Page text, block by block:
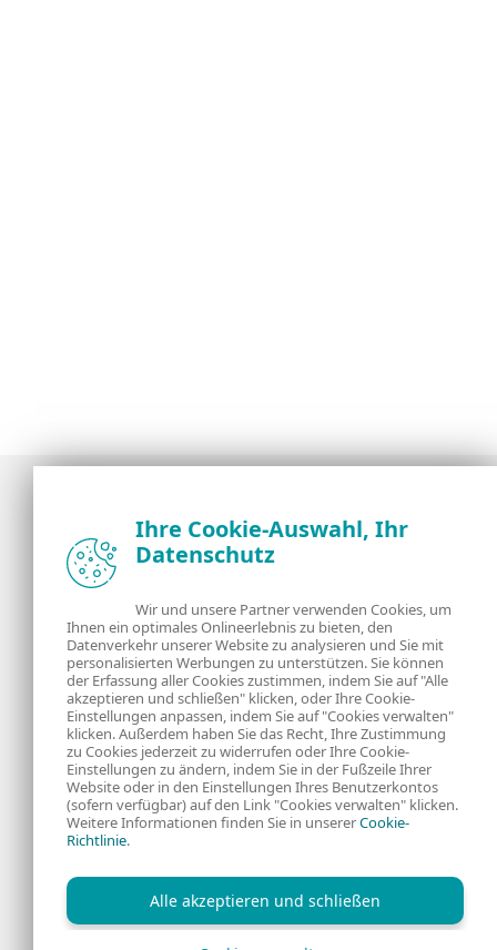
Neuigkeiten, Analysen und Tipps der ESET
Sicherheitsexperten
Über uns ESET
Kontakt Datenschutzerklärung
Rechtliche
Informationen
Cookies
RSS Feed
Ihre Cookie-Auswahl, Ihr
Datenschutz
Wir und unsere Partner verwenden Cookies, um
Ihnen ein optimales Onlineerlebnis zu bieten, den
Datenverkehr unserer Website zu analysieren und Sie mit
personalisierten Werbungen zu unterstützen. Sie können
der Erfassung aller Cookies zustimmen, indem Sie auf "Alle
akzeptieren und schließen" klicken, oder Ihre Cookie-
Einstellungen anpassen, indem Sie auf "Cookies verwalten"
klicken. Außerdem haben Sie das Recht, Ihre Zustimmung
zu Cookies jederzeit zu widerrufen oder Ihre Cookie-
Einstellungen zu ändern, indem Sie in der Fußzeile Ihrer
Website oder in den Einstellungen Ihres Benutzerkontos
(sofern verfügbar) auf den Link "Cookies verwalten" klicken.
Weitere Informationen finden Sie in unsererCookie-
Richtlinie.
Alle akzeptieren und schließen